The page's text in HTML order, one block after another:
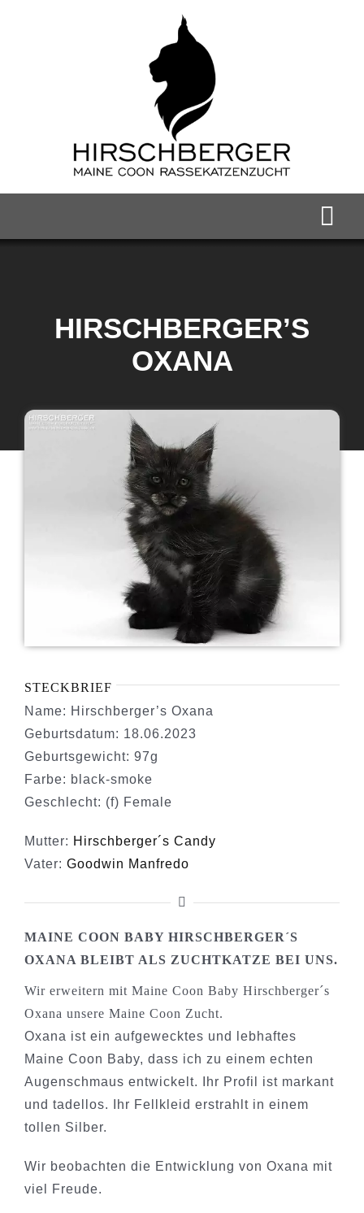
Maine Coon Kater
Maine Coon Katzen
Maine Coon Babys
Maine Coon Kastraten
HIRSCHBERGER’S
OXANA
STECKBRIEF
Name: Hirschberger’s Oxana
Geburtsdatum: 18.06.2023
Geburtsgewicht: 97g
Farbe: black-smoke
Geschlecht: (f) Female
Mutter: Hirschberger´s Candy
Vater: Goodwin Manfredo
MAINE COON BABY HIRSCHBERGER´S
OXANA BLEIBT ALS ZUCHTKATZE BEI UNS.
Wir erweitern mit Maine Coon Baby Hirschberger´s
Oxana unsere Maine Coon Zucht.
Oxana ist ein aufgewecktes und lebhaftes
Maine Coon Baby, dass ich zu einem echten
Augenschmaus entwickelt. Ihr Profil ist markant
und tadellos. Ihr Fellkleid erstrahlt in einem
tollen Silber.
Wir beobachten die Entwicklung von Oxana mit
viel Freude.